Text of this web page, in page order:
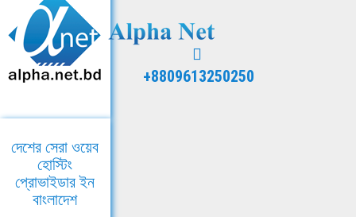
+8809613250250
দেশের সেরা ওয়েব
হোস্টিং
প্রোভাইডার ইন
বাংলাদেশ